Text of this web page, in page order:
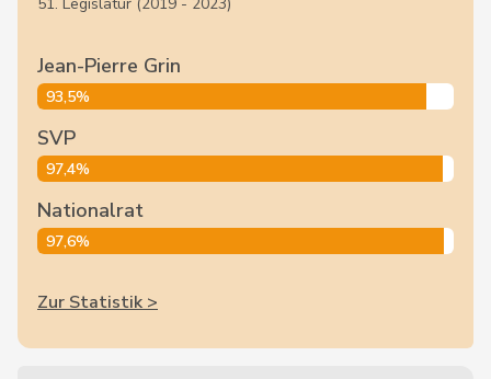
Jean-Pierre Grin
93,5%
SVP
97,4%
Nationalrat
97,6%
Zur Statistik >